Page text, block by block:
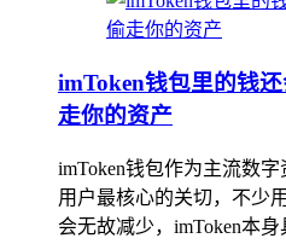
imToken钱包里的钱
走你的资产
imToken钱包作为主流数
用户最核心的关切，不少
会无故减少，imToken本